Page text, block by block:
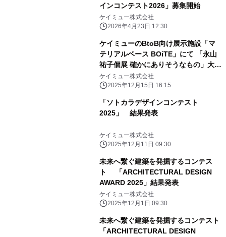
インコンテスト2026」募集開始
ケイミュー株式会社
2026年4月23日 12:30
ケイミューのBtoB向け展示施設「マ
テリアルベース BOiTE」にて 「永山
祐子個展 確かにありそうなもの」大阪
巡回展を開催
ケイミュー株式会社
2025年12月15日 16:15
「ソトカラデザインコンテスト
2025」 結果発表
ケイミュー株式会社
2025年12月11日 09:30
未来へ繋ぐ建築を発掘するコンテス
ト 「ARCHITECTURAL DESIGN
AWARD 2025」結果発表
ケイミュー株式会社
2025年12月1日 09:30
未来へ繋ぐ建築を発掘するコンテスト
「ARCHITECTURAL DESIGN